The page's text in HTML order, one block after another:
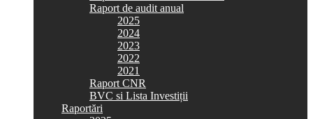
Raport de audit anual
2025
2024
2023
2022
2021
Raport CNR
BVC si Lista Investiții
Raportări